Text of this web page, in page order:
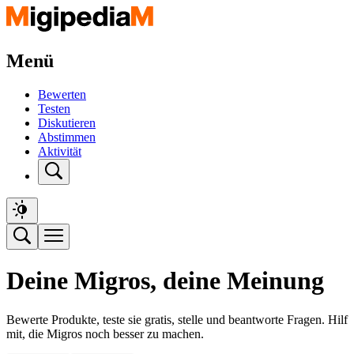
Menü
Bewerten
Testen
Diskutieren
Abstimmen
Aktivität
Deine Migros, deine Meinung
Bewerte Produkte, teste sie gratis, stelle und beantworte Fragen. Hilf
mit, die Migros noch besser zu machen.